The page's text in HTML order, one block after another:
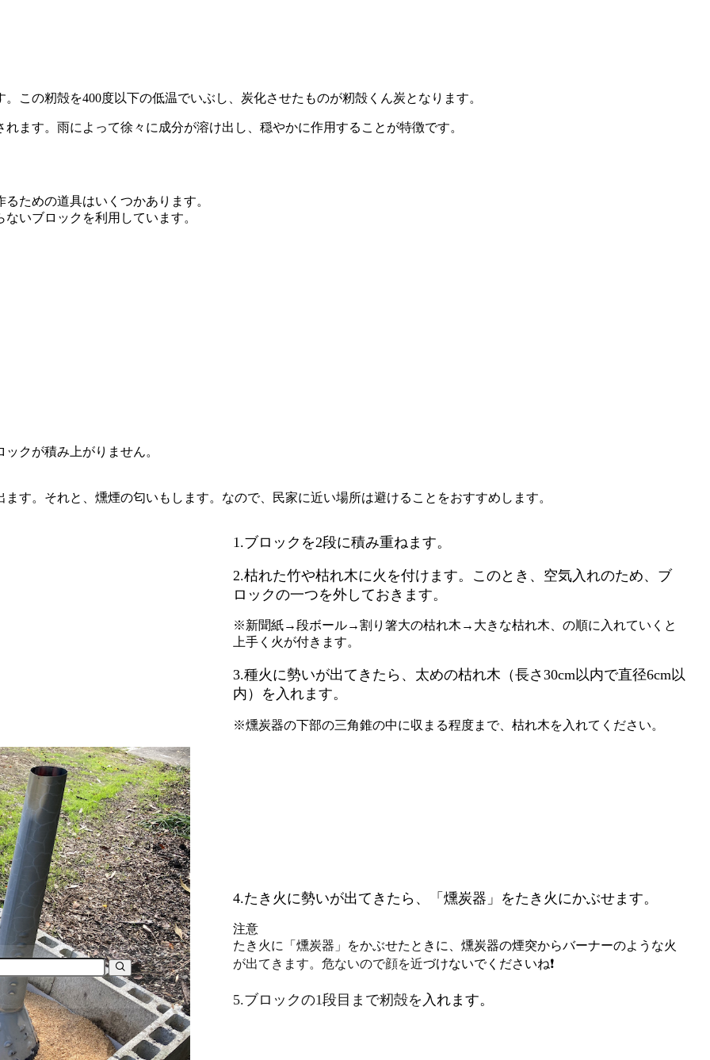
この籾殻を400度以下の低温でいぶし、炭化させたものが籾殻くん炭となります。
ます。雨によって徐々に成分が溶け出し、穏やかに作用することが特徴です。
ための道具はいくつかあります。
いブロックを利用しています。
クが積み上がりません。
。それと、燻煙の匂いもします。なので、民家に近い場所は避けることをおすすめします。
1.ブロックを2段に積み重ねます。
2.枯れた竹や枯れ木に火を付けます。このとき、空気入れのため、ブ
ロックの一つを外しておきます。
※新聞紙→段ボール→割り箸大の枯れ木→大きな枯れ木、の順に入れていくと
上手く火が付きます。
3.種火に勢いが出てきたら、太めの枯れ木（長さ30cm以内で直径6cm以
内）を入れます。
※燻炭器の下部の三角錐の中に収まる程度まで、枯れ木を入れてください。
4.たき火に勢いが出てきたら、「燻炭器」をたき火にかぶせます。
注意
たき火に「燻炭器」をかぶせたときに、燻炭器の煙突からバーナーのような火
が出てきます。危ないので顔を近づけないでくださいね❗
5.ブロックの1段目まで籾殻を入れます。